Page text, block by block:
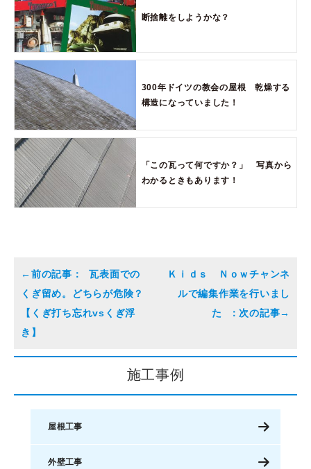
断捨離をしようかな？
300年ドイツの教会の屋根 乾燥する
構造になっていました！
「この瓦って何ですか？」 写真から
わかるときもあります！
瓦表面での
くぎ留め。どちらが危険？
【くぎ打ち忘れvsくぎ浮
き】
Ｋｉｄｓ Ｎｏｗチャンネ
ルで編集作業を行いまし
た
施工事例
屋根工事
外壁工事